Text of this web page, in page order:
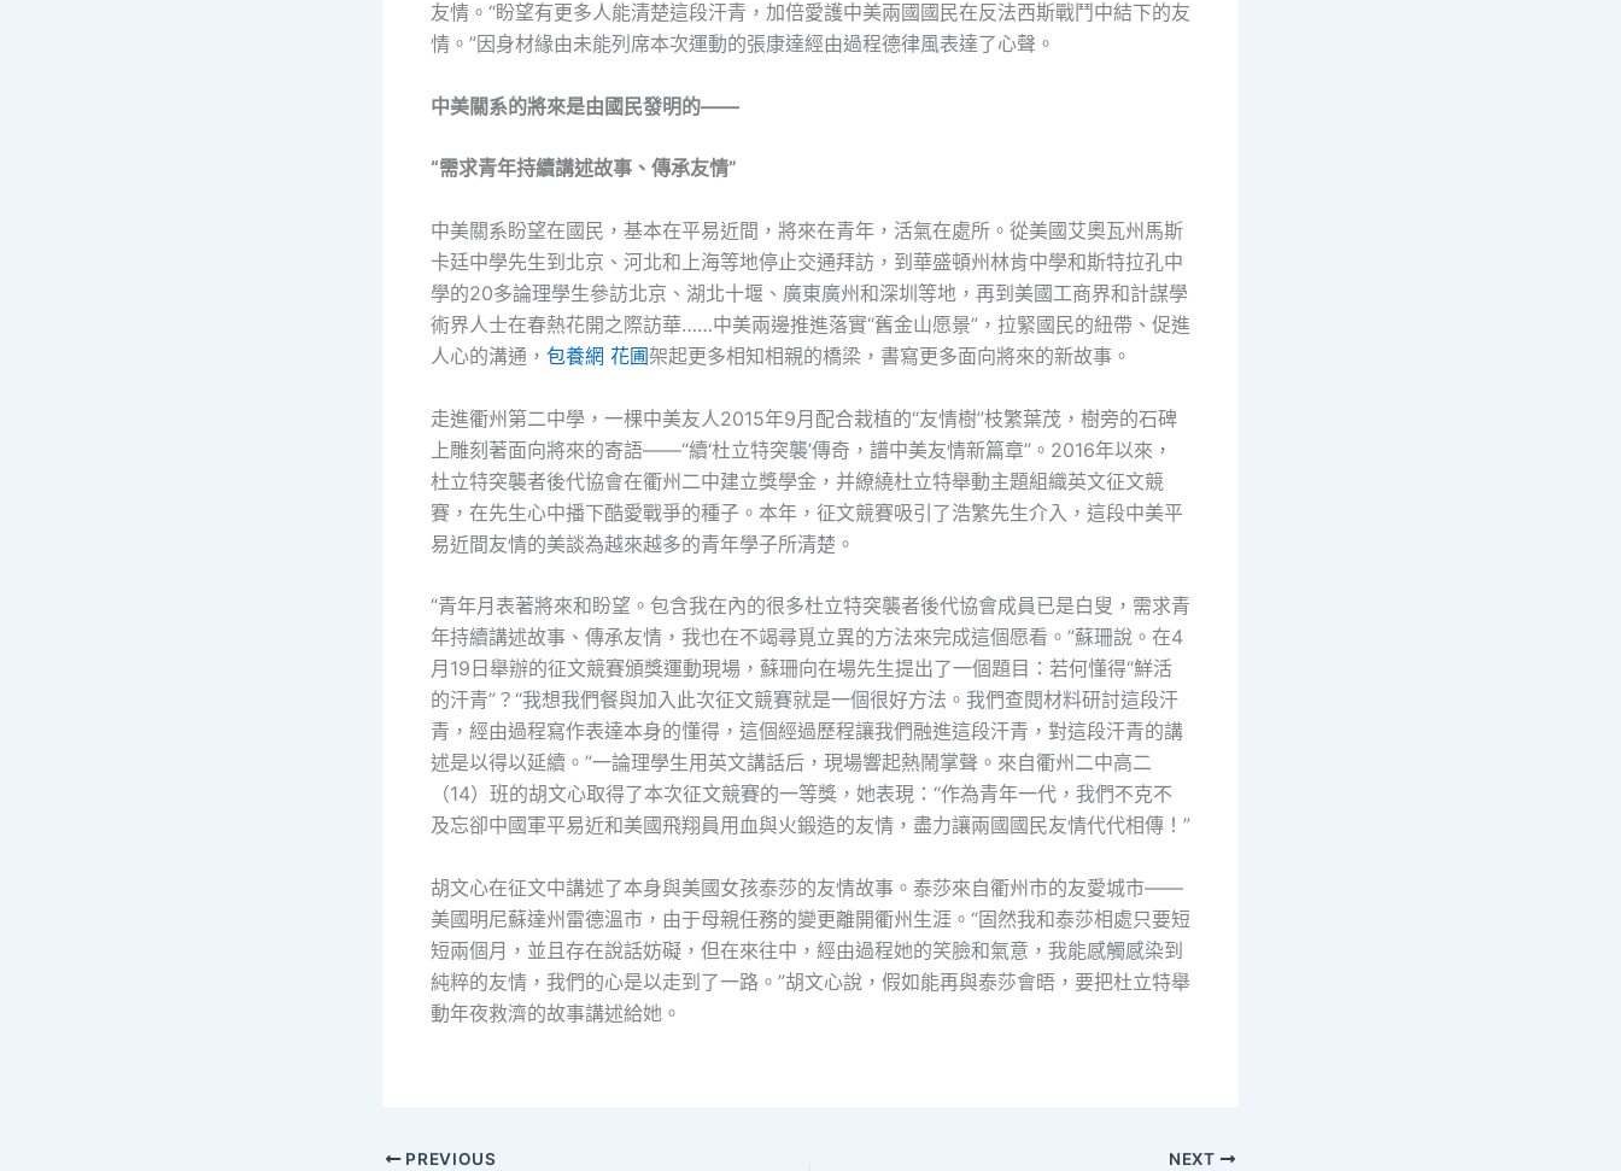
友情。“盼望有更多人能清楚這段汗青，加倍愛護中美兩國國民在反法西斯戰鬥中結下的友
情。”因身材緣由未能列席本次運動的張康達經由過程德律風表達了心聲。
中美關系的將來是由國民發明的——
“需求青年持續講述故事、傳承友情”
中美關系盼望在國民，基本在平易近間，將來在青年，活氣在處所。從美國艾奧瓦州馬斯
卡廷中學先生到北京、河北和上海等地停止交通拜訪，到華盛頓州林肯中學和斯特拉孔中
學的20多論理學生參訪北京、湖北十堰、廣東廣州和深圳等地，再到美國工商界和計謀學
術界人士在春熱花開之際訪華……中美兩邊推進落實“舊金山愿景”，拉緊國民的紐帶、促進
人心的溝通， 包養網 花圃架起更多相知相親的橋梁，書寫更多面向將來的新故事。
走進衢州第二中學，一棵中美友人2015年9月配合栽植的“友情樹”枝繁葉茂，樹旁的石碑
上雕刻著面向將來的寄語——“續‘杜立特突襲’傳奇，譜中美友情新篇章”。2016年以來，
杜立特突襲者後代協會在衢州二中建立獎學金，并繚繞杜立特舉動主題組織英文征文競
賽，在先生心中播下酷愛戰爭的種子。本年，征文競賽吸引了浩繁先生介入，這段中美平
易近間友情的美談為越來越多的青年學子所清楚。
“青年月表著將來和盼望。包含我在內的很多杜立特突襲者後代協會成員已是白叟，需求青
年持續講述故事、傳承友情，我也在不竭尋覓立異的方法來完成這個愿看。”蘇珊說。在4
月19日舉辦的征文競賽頒獎運動現場，蘇珊向在場先生提出了一個題目：若何懂得“鮮活
的汗青”？“我想我們餐與加入此次征文競賽就是一個很好方法。我們查閱材料研討這段汗
青，經由過程寫作表達本身的懂得，這個經過歷程讓我們融進這段汗青，對這段汗青的講
述是以得以延續。”一論理學生用英文講話后，現場響起熱鬧掌聲。來自衢州二中高二
（14）班的胡文心取得了本次征文競賽的一等獎，她表現：“作為青年一代，我們不克不
及忘卻中國軍平易近和美國飛翔員用血與火鍛造的友情，盡力讓兩國國民友情代代相傳！”
胡文心在征文中講述了本身與美國女孩泰莎的友情故事。泰莎來自衢州市的友愛城市——
美國明尼蘇達州雷德溫市，由于母親任務的變更離開衢州生涯。“固然我和泰莎相處只要短
短兩個月，並且存在說話妨礙，但在來往中，經由過程她的笑臉和氣意，我能感觸感染到
純粹的友情，我們的心是以走到了一路。”胡文心說，假如能再與泰莎會晤，要把杜立特舉
動年夜救濟的故事講述給她。
PREVIOUS NEXT